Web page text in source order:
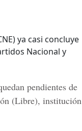
ya casi concluye
Nacional y
pendientes de
(Libre), institución